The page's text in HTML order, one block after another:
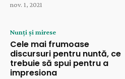
nov. 1, 2021
Nunți și mirese
Cele mai frumoase
discursuri pentru nuntă, ce
trebuie să spui pentru a
impresiona